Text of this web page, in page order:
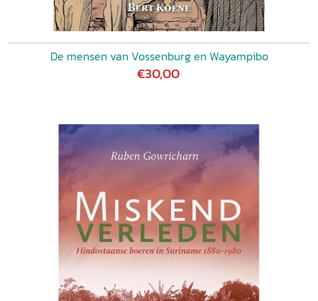
De mensen van Vossenburg en Wayampibo
€30,00